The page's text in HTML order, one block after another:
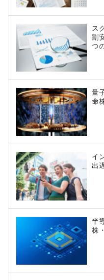
ス
割
つ
量
命
イ
出
半
株